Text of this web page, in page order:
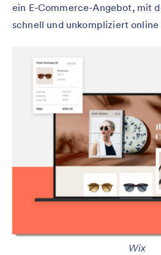
ein E-Commerce-Angebot, mit
schnell und unkompliziert online
Wix